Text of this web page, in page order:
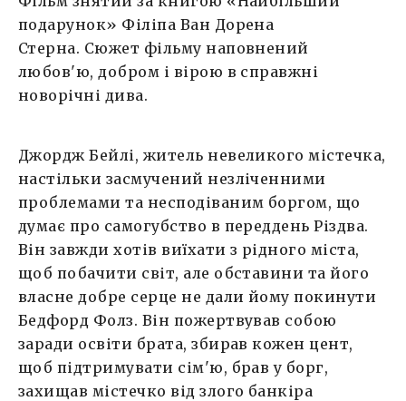
подарунок» Філіпа Ван Дорена
Стерна. Сюжет фільму наповнений
любов'ю, добром і вірою в справжні
новорічні дива.
Джордж Бейлі, житель невеликого містечка,
настільки засмучений незліченними
проблемами та несподіваним боргом, що
думає про самогубство в переддень Різдва.
Він завжди хотів виїхати з рідного міста,
щоб побачити світ, але обставини та його
власне добре серце не дали йому покинути
Бедфорд Фолз. Він пожертвував собою
заради освіти брата, збирав кожен цент,
щоб підтримувати сім'ю, брав у борг,
захищав містечко від злого банкіра